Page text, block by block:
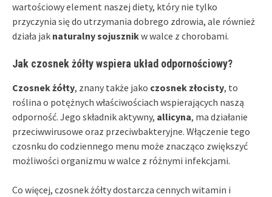
wartościowy element naszej diety, który nie tylko
przyczynia się do utrzymania dobrego zdrowia, ale również
działa jak naturalny sojusznikw walce z chorobami.
Jak czosnek żółty wspiera układ odpornościowy?
Czosnek żółty, znany także jako czosnek złocisty, to
roślina o potężnych właściwościach wspierających naszą
odporność. Jego składnik aktywny, allicyna, ma działanie
przeciwwirusowe oraz przeciwbakteryjne. Włączenie tego
czosnku do codziennego menu może znacząco zwiększyć
możliwości organizmu w walce z różnymi infekcjami.
Co więcej, czosnek żółty dostarcza cennych witamin i